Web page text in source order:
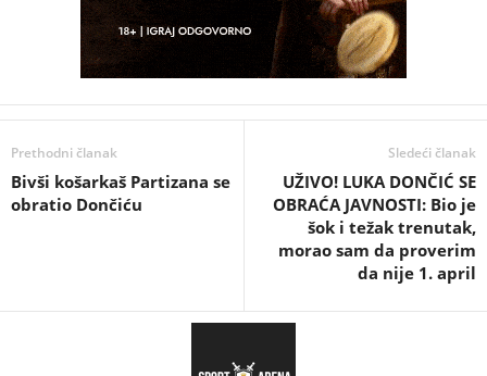
Prethodni članak
Bivši košarkaš Partizana se
obratio Dončiću
Sledeći članak
UŽIVO! LUKA DONČIĆ SE
OBRAĆA JAVNOSTI: Bio je
šok i težak trenutak,
morao sam da proverim
da nije 1. april